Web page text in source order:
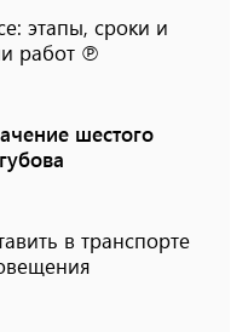
этапы, сроки и
работ ℗
шестого
в транспорте